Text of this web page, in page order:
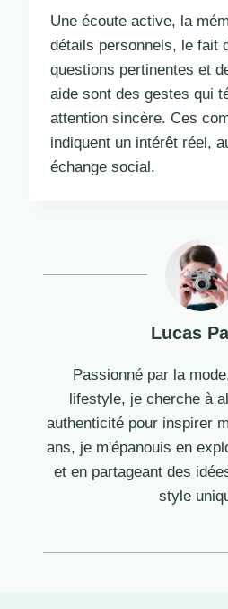
Une écoute active, la
détails personnels, le fait
questions pertinentes et
aide sont des gestes qui
attention sincère. Ces
indiquent un intérêt réel,
échange social.
Lucas
Passionné par la
lifestyle, je cherche à
authenticité pour inspirer
ans, je m'épanouis en
et en partageant des
style